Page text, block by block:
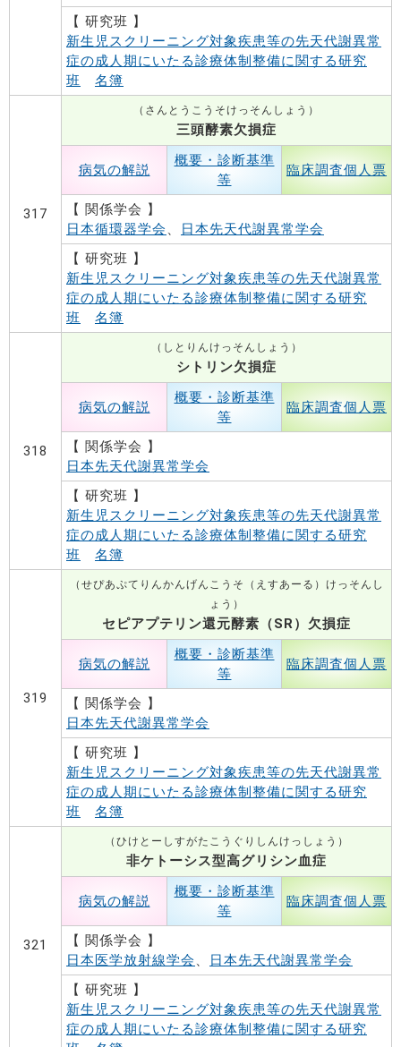
【 研究班 】
新生児スクリーニング対象疾患等の先天代謝異常
症の成人期にいたる診療体制整備に関する研究
班
名簿
317
（さんとうこうそけっそんしょう）
三頭酵素欠損症
病気の解説
概要・診断基準
等
臨床調査個人票
【 関係学会 】
日本循環器学会 、
日本先天代謝異常学会
【 研究班 】
新生児スクリーニング対象疾患等の先天代謝異常
症の成人期にいたる診療体制整備に関する研究
班
名簿
318
（しとりんけっそんしょう）
シトリン欠損症
病気の解説
概要・診断基準
等
臨床調査個人票
【 関係学会 】
日本先天代謝異常学会
【 研究班 】
新生児スクリーニング対象疾患等の先天代謝異常
症の成人期にいたる診療体制整備に関する研究
班
名簿
319
（せぴあぷてりんかんげんこうそ（えすあーる）けっそんし
ょう）
セピアプテリン還元酵素（SR）欠損症
病気の解説
概要・診断基準
等
臨床調査個人票
【 関係学会 】
日本先天代謝異常学会
【 研究班 】
新生児スクリーニング対象疾患等の先天代謝異常
症の成人期にいたる診療体制整備に関する研究
班
名簿
321
（ひけとーしすがたこうぐりしんけっしょう）
非ケトーシス型高グリシン血症
病気の解説
概要・診断基準
等
臨床調査個人票
【 関係学会 】
日本医学放射線学会 、
日本先天代謝異常学会
【 研究班 】
新生児スクリーニング対象疾患等の先天代謝異常
症の成人期にいたる診療体制整備に関する研究